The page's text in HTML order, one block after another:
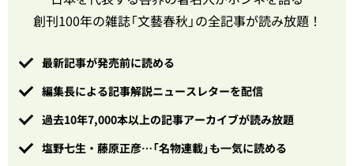
創刊100年の雑誌「文藝春秋」の全記事が読み放題！
最新記事が発売前に読める
編集長による記事解説ニュースレターを配信
過去10年7,000本以上の記事アーカイブが読み放題
塩野七生・藤原正彦…「名物連載」も一気に読める